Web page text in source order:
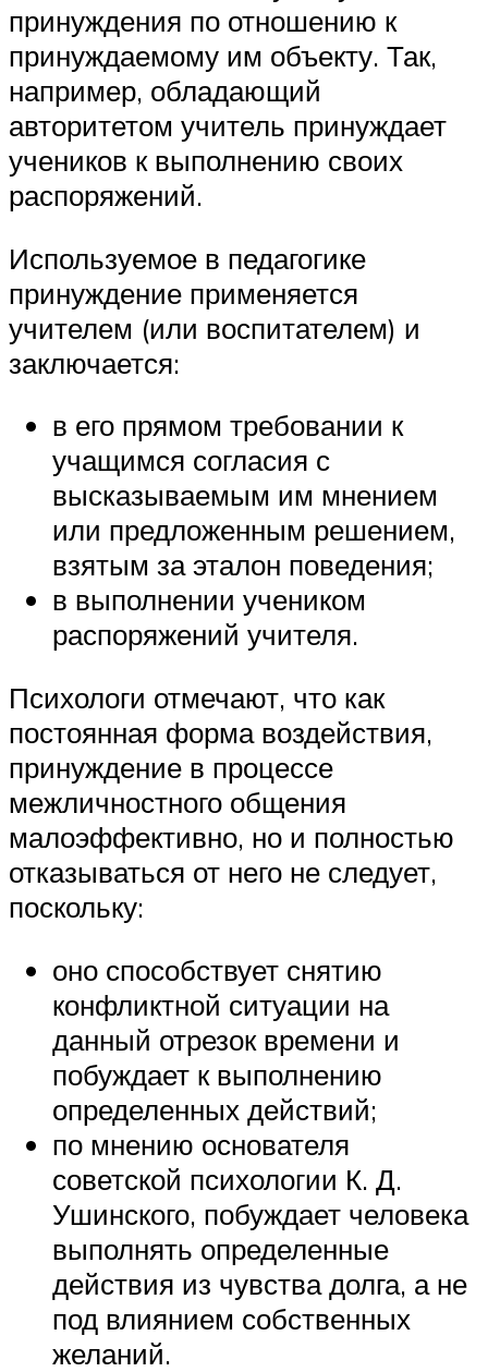
принуждения по отношению к
принуждаемому им объекту. Так,
например, обладающий
авторитетом учитель принуждает
учеников к выполнению своих
распоряжений.
Используемое в педагогике
принуждение применяется
учителем (или воспитателем) и
заключается:
в его прямом требовании к
учащимся согласия с
высказываемым им мнением
или предложенным решением,
взятым за эталон поведения;
в выполнении учеником
распоряжений учителя.
Психологи отмечают, что как
постоянная форма воздействия,
принуждение в процессе
межличностного общения
малоэффективно, но и полностью
отказываться от него не следует,
поскольку:
оно способствует снятию
конфликтной ситуации на
данный отрезок времени и
побуждает к выполнению
определенных действий;
по мнению основателя
советской психологии К. Д.
Ушинского, побуждает человека
выполнять определенные
действия из чувства долга, а не
под влиянием собственных
желаний.